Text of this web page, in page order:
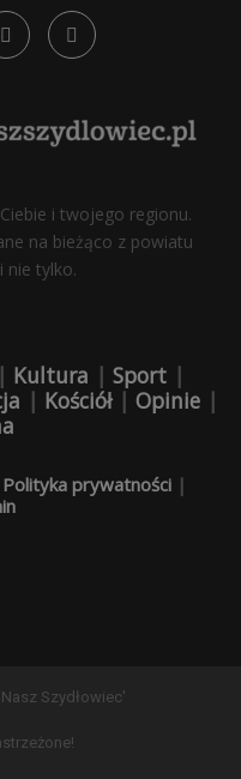
i twojego regionu.
na bieżąco z powiatu
nie tylko.
| Kultura | Sport |
| Kościół| Opinie |
Polityka prywatności|
Szydłowiec'